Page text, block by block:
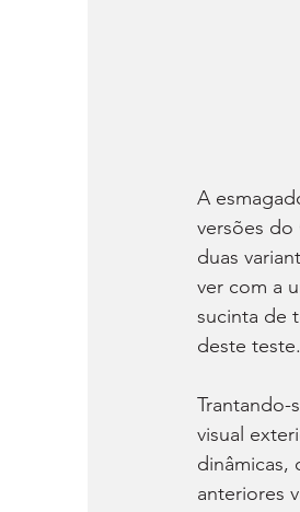
A
versões do
duas
ver com a
sucinta de
deste teste.
visual
dinâmicas,
anteriores